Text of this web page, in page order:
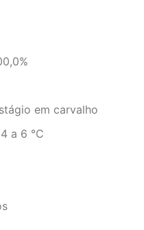
em carvalho
4 a 6 °C